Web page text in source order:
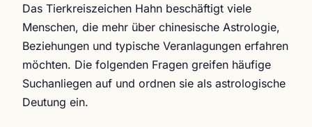
Das Tierkreiszeichen Hahn beschäftigt viele
Menschen, die mehr über chinesische Astrologie,
Beziehungen und typische Veranlagungen erfahren
möchten. Die folgenden Fragen greifen häufige
Suchanliegen auf und ordnen sie als astrologische
Deutung ein.